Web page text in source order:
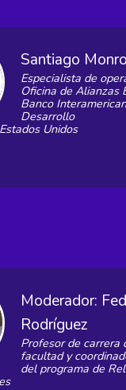
Santiago
Especialista de
Oficina de Alianzas
Banco
Desarrollo
Unidos
Moderador:
Rodríguez
Profesor de carrera
facultad y
del programa de